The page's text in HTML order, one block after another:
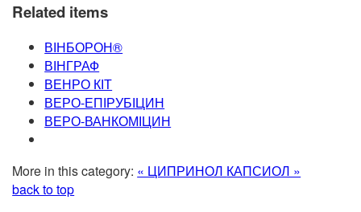
Related items
ВІНБОРОН®
ВІНГРАФ
ВЕНРО КІТ
ВЕРО-ЕПІРУБІЦИН
ВЕРО-ВАНКОМІЦИН
More in this category: « ЦИПРИНОЛ КАПСИОЛ »
back to top